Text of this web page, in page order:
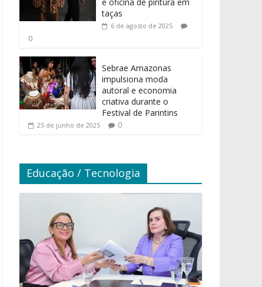
e oficina de pintura em
taças
6 de agosto de 2025
0
Sebrae Amazonas
impulsiona moda
autoral e economia
criativa durante o
Festival de Parintins
25 de junho de 2025 0
Educação / Tecnologia